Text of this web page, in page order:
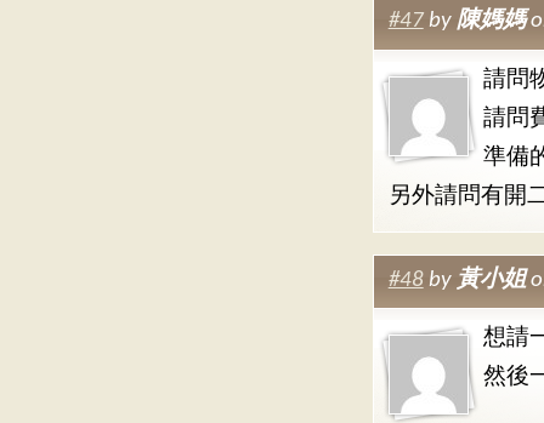
#47by 陳媽媽
請問
請問
準備
另外請問有開
#48by 黃小姐
想請
然後